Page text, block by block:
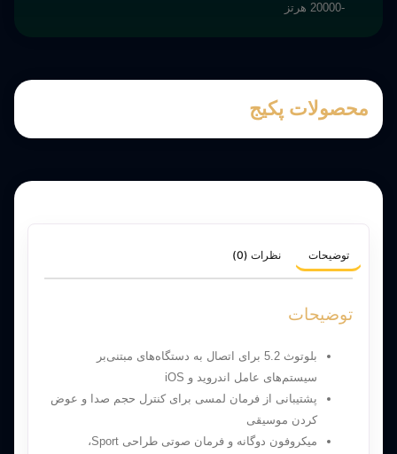
-20000 هرتز
محصولات پکیج
توضیحات نظرات (0)
توضیحات
بلوتوث 5.2 برای اتصال به دستگاه‌های مبتنی‌بر
سیستم‌های عامل اندروید و iOS
پشتیبانی از فرمان لمسی برای کنترل حجم صدا و عوض
کردن موسیقی
میکروفون دوگانه و فرمان‌ صوتی طراحی Sport،